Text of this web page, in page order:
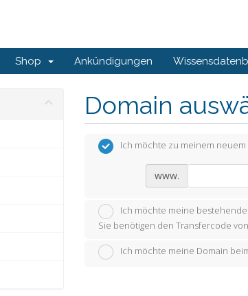
Shop Ankündigungen
Domain
Ich möchte zu meinem
www.
Ich möchte meine
Sie benötigen den Transfercode
Ich möchte meine Domain